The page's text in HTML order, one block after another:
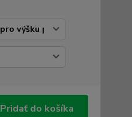
Pridať do košíka